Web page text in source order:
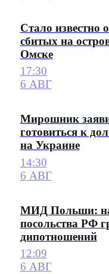
Стало известно
сбитых на
Омске
17:30
6 АВГ
Мирошник
готовиться к
на Украине
14:30
6 АВГ
МИД Польши:
посольства РФ
дипотношений
12:09
6 АВГ